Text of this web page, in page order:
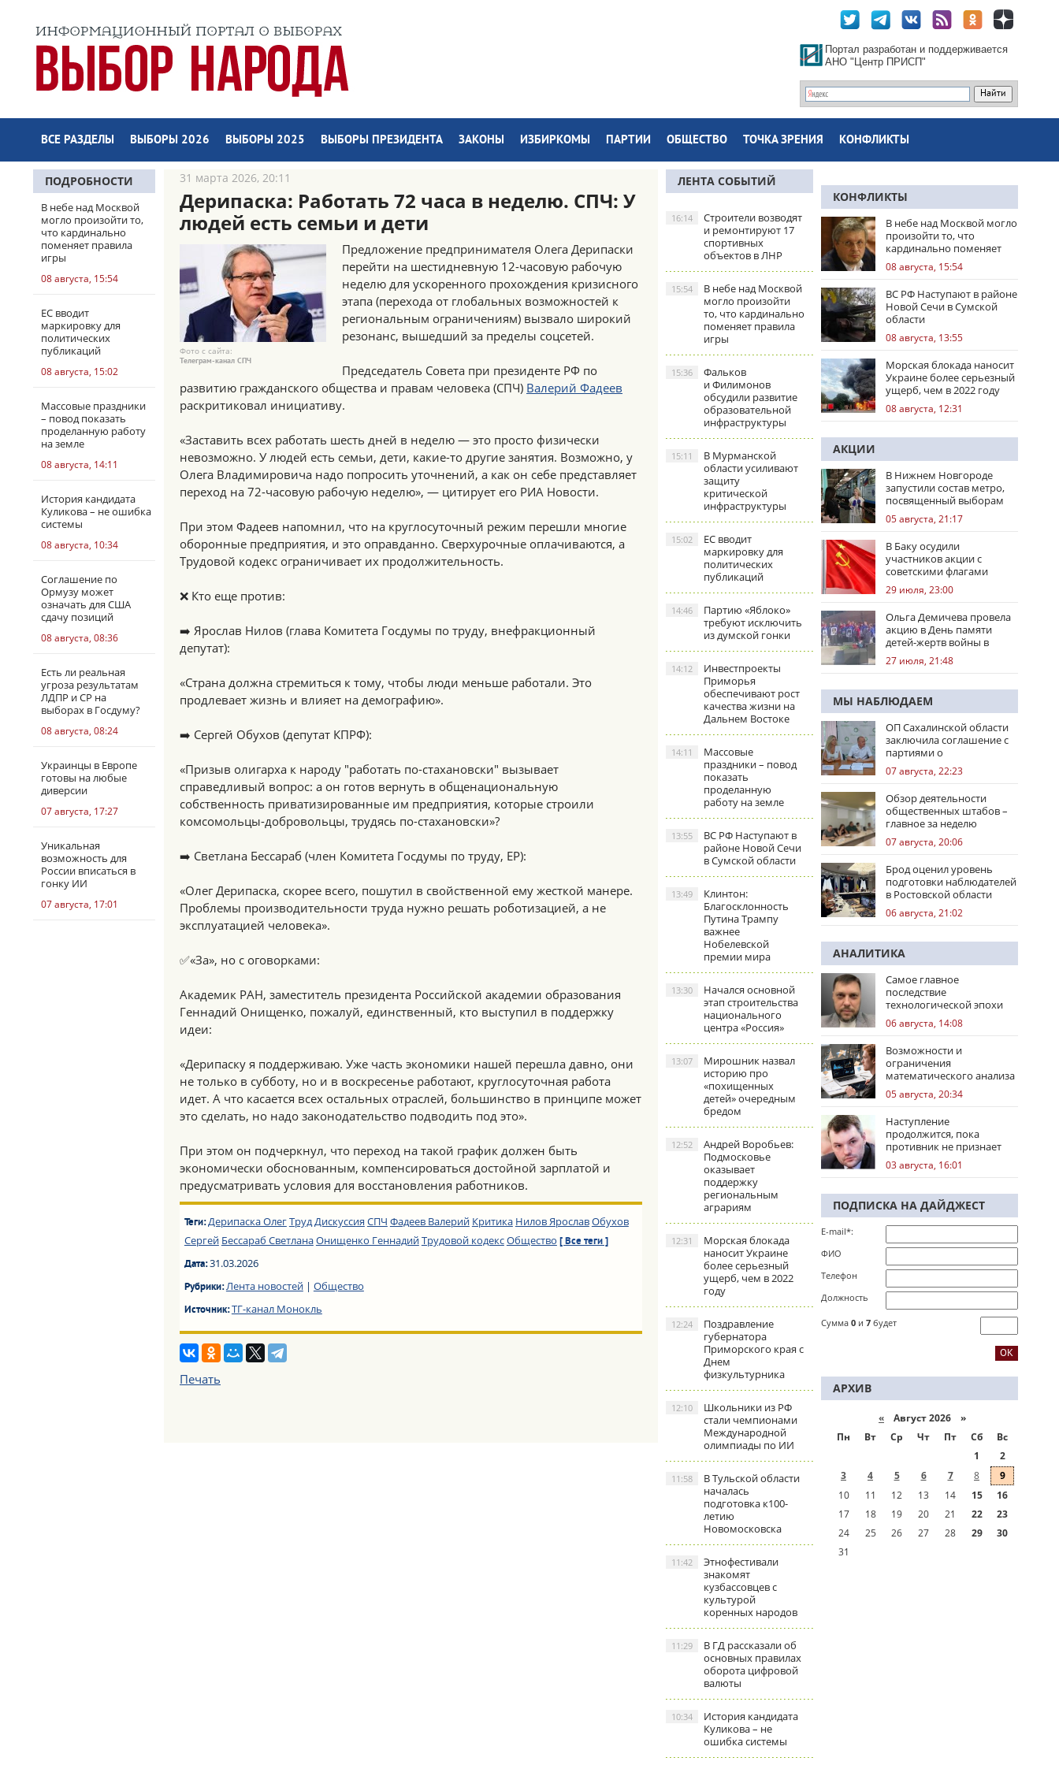
Портал разработан и поддерживается
АНО "Центр ПРИСП"
ВСЕ РАЗДЕЛЫ ВЫБОРЫ 2026 ВЫБОРЫ 2025 ВЫБОРЫ ПРЕЗИДЕНТА ЗАКОНЫ ИЗБИРКОМЫ ПАРТИИ ОБЩЕСТВО ТОЧКА ЗРЕНИЯ КОНФЛИКТЫ
ПОДРОБНОСТИ
В небе над Москвой
могло произойти то,
что кардинально
поменяет правила
игры
08 августа, 15:54
ЕС вводит
маркировку для
политических
публикаций
08 августа, 15:02
Массовые праздники
– повод показать
проделанную работу
на земле
08 августа, 14:11
История кандидата
Куликова – не ошибка
системы
08 августа, 10:34
Соглашение по
Ормузу может
означать для США
сдачу позиций
08 августа, 08:36
Есть ли реальная
угроза результатам
ЛДПР и СР на
выборах в Госдуму?
08 августа, 08:24
Украинцы в Европе
готовы на любые
диверсии
07 августа, 17:27
Уникальная
возможность для
России вписаться в
гонку ИИ
07 августа, 17:01
31 марта 2026, 20:11
Дерипаска: Работать 72 часа в неделю. СПЧ: У
людей есть семьи и дети
Фото с сайта:
Телеграм-канал СПЧ
Предложение предпринимателя Олега Дерипаски
перейти на шестидневную 12-часовую рабочую
неделю для ускоренного прохождения кризисного
этапа (перехода от глобальных возможностей к
региональным ограничениям) вызвало широкий
резонанс, вышедший за пределы соцсетей.
Председатель Совета при президенте РФ по
развитию гражданского общества и правам человека (СПЧ) Валерий Фадеев
раскритиковал инициативу.
«Заставить всех работать шесть дней в неделю — это просто физически
невозможно. У людей есть семьи, дети, какие-то другие занятия. Возможно, у
Олега Владимировича надо попросить уточнений, а как он себе представляет
переход на 72-часовую рабочую неделю», — цитирует его РИА Новости.
При этом Фадеев напомнил, что на круглосуточный режим перешли многие
оборонные предприятия, и это оправданно. Сверхурочные оплачиваются, а
Трудовой кодекс ограничивает их продолжительность.
❌ Кто еще против:
➡️ Ярослав Нилов (глава Комитета Госдумы по труду, внефракционный
депутат):
«Страна должна стремиться к тому, чтобы люди меньше работали. Это
продлевает жизнь и влияет на демографию».
➡️ Сергей Обухов (депутат КПРФ):
«Призыв олигарха к народу "работать по-стахановски" вызывает
справедливый вопрос: а он готов вернуть в общенациональную
собственность приватизированные им предприятия, которые строили
комсомольцы-добровольцы, трудясь по-стахановски»?
➡️ Светлана Бессараб (член Комитета Госдумы по труду, ЕР):
«Олег Дерипаска, скорее всего, пошутил в свойственной ему жесткой манере.
Проблемы производительности труда нужно решать роботизацией, а не
эксплуатацией человека».
✅«За», но с оговорками:
Академик РАН, заместитель президента Российской академии образования
Геннадий Онищенко, пожалуй, единственный, кто выступил в поддержку
идеи:
«Дерипаску я поддерживаю. Уже часть экономики нашей перешла давно, они
не только в субботу, но и в воскресенье работают, круглосуточная работа
идет. А что касается всех остальных отраслей, большинство в принципе может
это сделать, но надо законодательство подводить под это».
При этом он подчеркнул, что переход на такой график должен быть
экономически обоснованным, компенсироваться достойной зарплатой и
предусматривать условия для восстановления работников.
Теги:Дерипаска ОлегТрудДискуссия СПЧ Фадеев Валерий Критика Нилов ЯрославОбухов
Сергей Бессараб СветланаОнищенко ГеннадийТрудовой кодексОбщество [ Все теги ]
Дата:31.03.2026
Рубрики:Лента новостей| Общество
Источник:ТГ-канал Монокль
Печать
ЛЕНТА СОБЫТИЙ
Строители возводят
и ремонтируют 17
спортивных
объектов в ЛНР
16:14
В небе над Москвой
могло произойти
то, что кардинально
поменяет правила
игры
15:54
Фальков
и Филимонов
обсудили развитие
образовательной
инфраструктуры
15:36
В Мурманской
области усиливают
защиту
критической
инфраструктуры
15:11
ЕС вводит
маркировку для
политических
публикаций
15:02
Партию «Яблоко»
требуют исключить
из думской гонки
14:46
Инвестпроекты
Приморья
обеспечивают рост
качества жизни на
Дальнем Востоке
14:12
Массовые
праздники – повод
показать
проделанную
работу на земле
14:11
ВС РФ Наступают в
районе Новой Сечи
в Сумской области
13:55
Клинтон:
Благосклонность
Путина Трампу
важнее
Нобелевской
премии мира
13:49
Начался основной
этап строительства
национального
центра «Россия»
13:30
Мирошник назвал
историю про
«похищенных
детей» очередным
бредом
13:07
Андрей Воробьев:
Подмосковье
оказывает
поддержку
региональным
аграриям
12:52
Морская блокада
наносит Украине
более серьезный
ущерб, чем в 2022
году
12:31
Поздравление
губернатора
Приморского края с
Днем
физкультурника
12:24
Школьники из РФ
стали чемпионами
Международной
олимпиады по ИИ
12:10
В Тульской области
началась
подготовка к100-
летию
Новомосковска
11:58
Этнофестивали
знакомят
кузбассовцев с
культурой
коренных народов
11:42
В ГД рассказали об
основных правилах
оборота цифровой
валюты
11:29
История кандидата
Куликова – не
ошибка системы
10:34
КОНФЛИКТЫ
В небе над Москвой могло
произойти то, что
кардинально поменяет
правила игры
08 августа, 15:54
ВС РФ Наступают в районе
Новой Сечи в Сумской
области
08 августа, 13:55
Морская блокада наносит
Украине более серьезный
ущерб, чем в 2022 году
08 августа, 12:31
АКЦИИ
В Нижнем Новгороде
запустили состав метро,
посвященный выборам
05 августа, 21:17
В Баку осудили
участников акции с
советскими флагами
29 июля, 23:00
Ольга Демичева провела
акцию в День памяти
детей-жертв войны в
Донбассе
27 июля, 21:48
МЫ НАБЛЮДАЕМ
ОП Сахалинской области
заключила соглашение с
партиями о
сотрудничестве на
выборах
07 августа, 22:23
Обзор деятельности
общественных штабов –
главное за неделю
07 августа, 20:06
Брод оценил уровень
подготовки наблюдателей
в Ростовской области
06 августа, 21:02
АНАЛИТИКА
Самое главное
последствие
технологической эпохи
06 августа, 14:08
Возможности и
ограничения
математического анализа
избирательных кампаний
05 августа, 20:34
Наступление
продолжится, пока
противник не признает
стратегическое
поражение
03 августа, 16:01
ПОДПИСКА НА ДАЙДЖЕСТ
E-mail*:
ФИО
Телефон
Должность
Сумма 0 и 7 будет
АРХИВ
« Август 2026 »
Пн
Вт Ср Чт Пт Сб
Вс
1
2
3
4 5 6 7 8
9
10
11 12 13 14 15
16
17
18 19 20 21 22
23
24
25 26 27 28 29
30
31